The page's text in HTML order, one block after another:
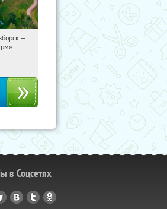
12
—
в Соцсетях